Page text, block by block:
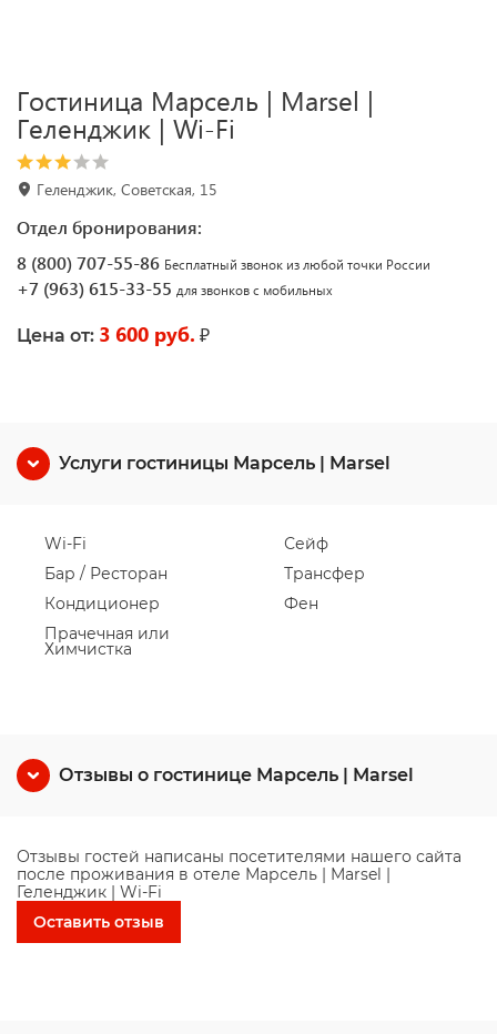
Гостиница Марсель | Marsel |
Геленджик | Wi-Fi
Геленджик, Советская, 15
Отдел бронирования:
8 (800) 707-55-86 Бесплатный звонок из любой точки России
+7 (963) 615-33-55 для звонков с мобильных
Цена от: 3 600 руб. ₽
Услуги гостиницы Марсель | Marsel
Wi-Fi
Бар / Ресторан
Кондиционер
Прачечная или
Химчистка
Сейф
Трансфер
Фен
Отзывы о гостинице Марсель | Marsel
Отзывы гостей написаны посетителями нашего сайта
после проживания в отеле Марсель | Marsel |
Геленджик | Wi-Fi
Оставить отзыв